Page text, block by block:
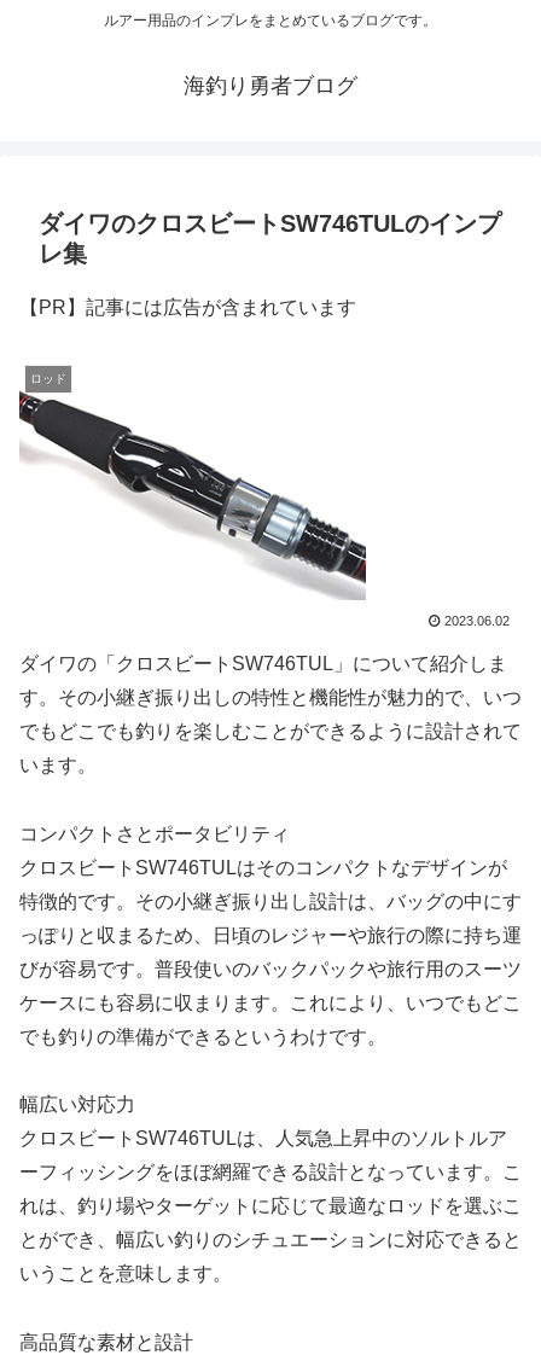
ルアー用品のインプレをまとめているブログです。
海釣り勇者ブログ
ダイワのクロスビートSW746TULのインプ
レ集
【PR】記事には広告が含まれています
ロッド
2023.06.02
ダイワの「クロスビートSW746TUL」について紹介しま
す。その小継ぎ振り出しの特性と機能性が魅力的で、いつ
でもどこでも釣りを楽しむことができるように設計されて
います。
コンパクトさとポータビリティ
クロスビートSW746TULはそのコンパクトなデザインが
特徴的です。その小継ぎ振り出し設計は、バッグの中にす
っぽりと収まるため、日頃のレジャーや旅行の際に持ち運
びが容易です。普段使いのバックパックや旅行用のスーツ
ケースにも容易に収まります。これにより、いつでもどこ
でも釣りの準備ができるというわけです。
幅広い対応力
クロスビートSW746TULは、人気急上昇中のソルトルア
ーフィッシングをほぼ網羅できる設計となっています。こ
れは、釣り場やターゲットに応じて最適なロッドを選ぶこ
とができ、幅広い釣りのシチュエーションに対応できると
いうことを意味します。
高品質な素材と設計